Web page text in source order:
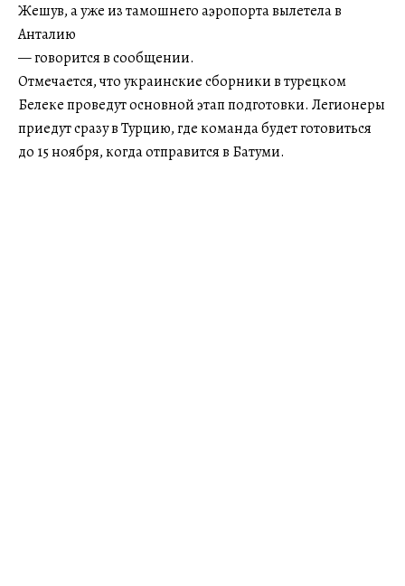
Жешув, а уже из тамошнего аэропорта вылетела в
Анталию
— говорится в сообщении.
Отмечается, что украинские сборники в турецком
Белеке проведут основной этап подготовки. Легионеры
приедут сразу в Турцию, где команда будет готовиться
до 15 ноября, когда отправится в Батуми.